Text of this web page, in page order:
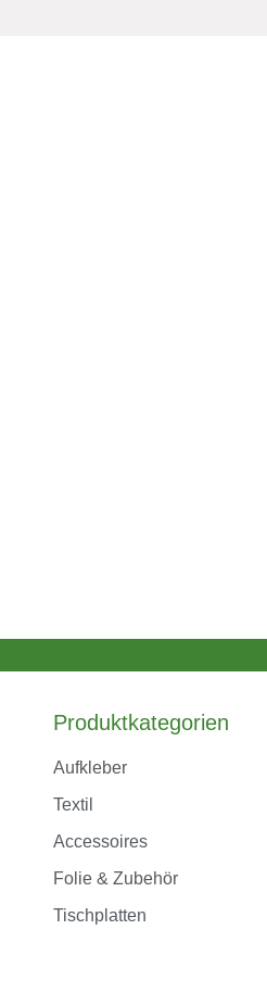
Produktkategorien
Aufkleber
Textil
Accessoires
Folie & Zubehör
Tischplatten